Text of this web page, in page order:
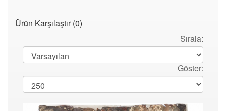
Ürün Karşılaştır (0)
Sırala:
Göster: